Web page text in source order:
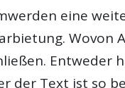
eine
Wovon
Entweder
der Text ist so